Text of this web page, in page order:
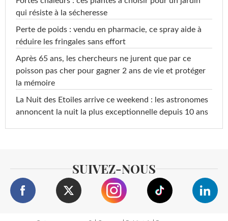
qui résiste à la sécheresse
Perte de poids : vendu en pharmacie, ce spray aide à
réduire les fringales sans effort
Après 65 ans, les chercheurs ne jurent que par ce
poisson pas cher pour gagner 2 ans de vie et protéger
la mémoire
La Nuit des Etoiles arrive ce weekend : les astronomes
annoncent la nuit la plus exceptionnelle depuis 10 ans
SUIVEZ-NOUS